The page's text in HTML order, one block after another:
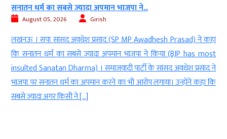
सनातन धर्म का सबसे ज्यादा अपमान भाजपा ने...
August 05, 2026 Girish
लखनऊ । सपा सांसद अवधेश प्रसाद (SP MP Awadhesh Prasad) ने कहा
कि सनातन धर्म का सबसे ज्यादा अपमान भाजपा ने किया (BJP has most
insulted Sanatan Dharma) । समाजवादी पार्टी के सांसद अवधेश प्रसाद ने
भाजपा पर सनातन धर्म का अपमान करने का भी आरोप लगाया। उन्होंने कहा कि
सबसे ज्यादा अगर किसी ने […]